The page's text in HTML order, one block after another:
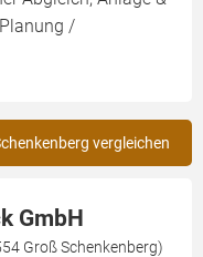
/
vergleichen
GmbH
Groß Schenkenberg)